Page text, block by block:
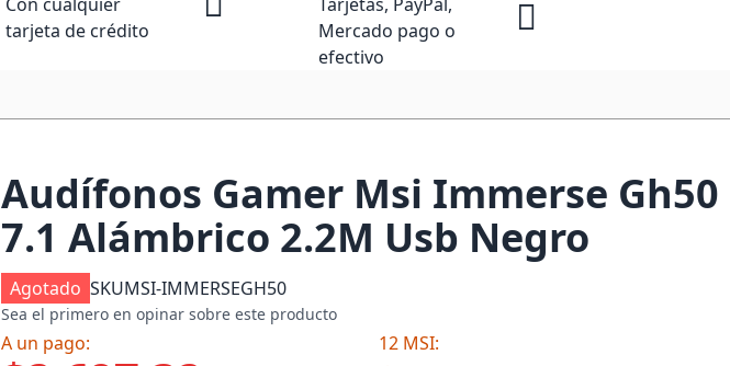
tarjeta de crédito
Mercado pago o
efectivo
Audífonos Gamer Msi Immerse Gh50
7.1 Alámbrico 2.2M Usb Negro
Agotado SKUMSI-IMMERSEGH50
Sea el primero en opinar sobre este producto
A un pago: 12 MSI: